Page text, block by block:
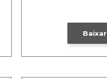
Baixar